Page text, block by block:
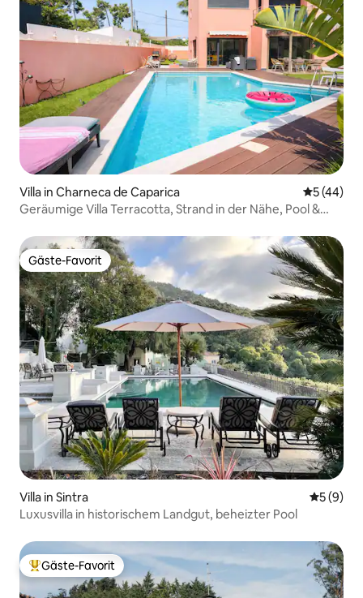
Villa in Charneca de Caparica
5 (44)
Geräumige Villa Terracotta, Strand in der Nähe, Pool &
Gäste-Favorit
Gäste-Favorit
Villa in Sintra
5 (9)
Luxusvilla in historischem Landgut, beheizter Pool
Beliebter Gäste-Favorit.
Gäste-Favorit